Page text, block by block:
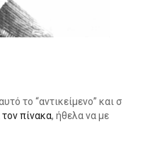
το “αντικείμενο” και σ
πίνακα, ήθελα να με